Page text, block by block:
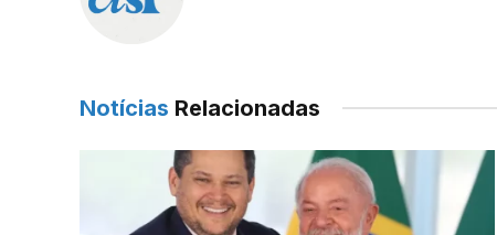
Notícias Relacionadas